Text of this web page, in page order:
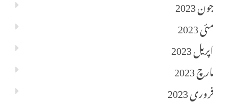
جون 2023
مئی 2023
اپریل 2023
مارچ 2023
فروری 2023